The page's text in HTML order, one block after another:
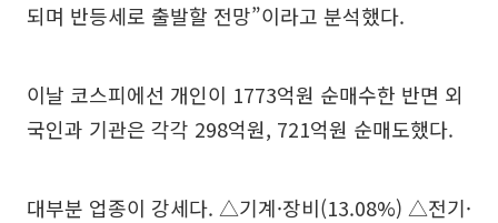
되며 반등세로 출발할 전망”이라고 분석했다.
이날 코스피에선 개인이 1773억원 순매수한 반면 외
국인과 기관은 각각 298억원, 721억원 순매도했다.
대부분 업종이 강세다. △기계·장비(13.08%) △전기·